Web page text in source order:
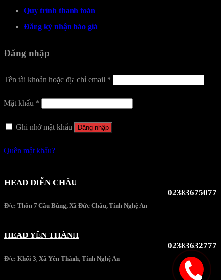
Quy trình thanh toán
Đăng ký nhận báo giá
Đăng nhập
Tên tài khoản hoặc địa chỉ email *
Mật khẩu *
Ghi nhớ mật khẩu Đăng nhập
Quên mật khẩu?
HEAD DIỄN CHÂU
Đ/c: Thôn 7 Cầu Bùng, Xã Đức Châu, Tỉnh Nghệ An
02383675077
HEAD YÊN THÀNH
Đ/c: Khối 3, Xã Yên Thành, Tỉnh Nghệ An
02383632777